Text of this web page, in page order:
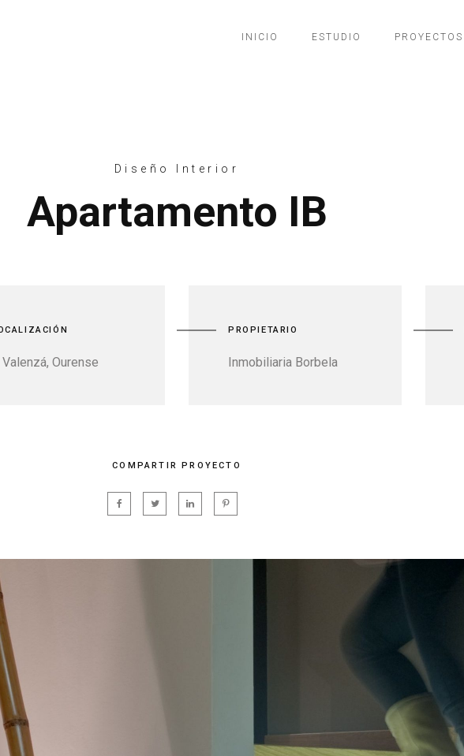
INICIO ESTUDIO PROYECTOS
Diseño Interior
Apartamento IB
Valenzá, Ourense
PROPIETARIO
Inmobiliaria Borbela
COMPARTIR PROYECTO